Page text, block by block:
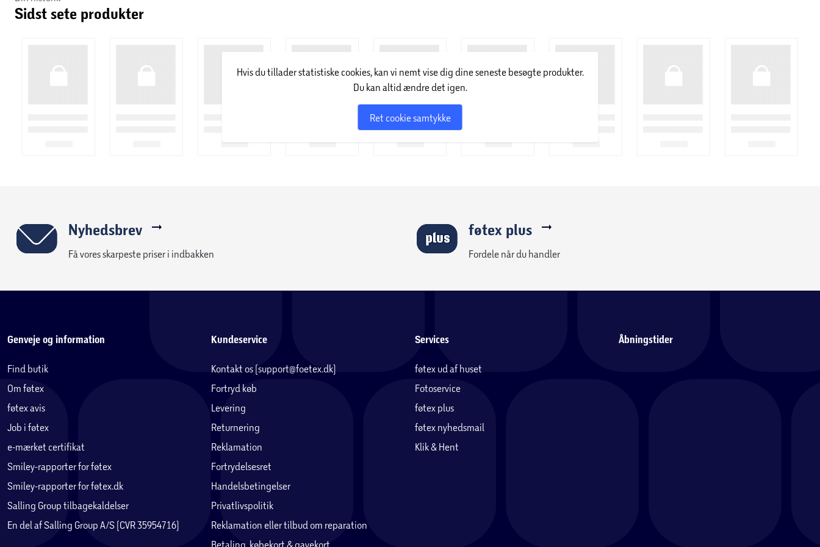
Sidst sete produkter
Hvis du tillader statistiske cookies, kan vi nemt vise dig dine seneste besøgte produkter.
Du kan altid ændre det igen.
Ret cookie samtykke
Nyhedsbrev
Få vores skarpeste priser i indbakken
føtex plus
Fordele når du handler
Genveje og information
Find butik
Om føtex
føtex avis
Job i føtex
e-mærket certifikat
Smiley-rapporter for føtex
Smiley-rapporter for føtex.dk
Salling Group tilbagekaldelser
En del af Salling Group A/S (CVR 35954716)
Kundeservice
Kontakt os (support@foetex.dk)
Fortryd køb
Levering
Returnering
Reklamation
Fortrydelsesret
Handelsbetingelser
Privatlivspolitik
Reklamation eller tilbud om reparation
Betaling, købekort & gavekort
Services
føtex ud af huset
Fotoservice
føtex plus
føtex nyhedsmail
Klik & Hent
Åbningstider